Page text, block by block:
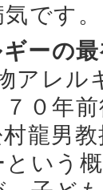
です。
ーの
アレル
０年
龍男
いう